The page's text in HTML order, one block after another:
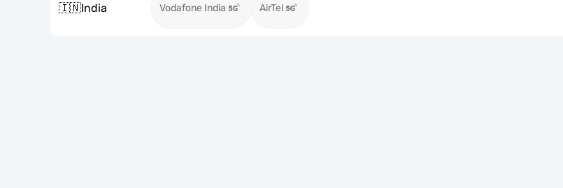
🇮🇳India Vodafone India AirTel